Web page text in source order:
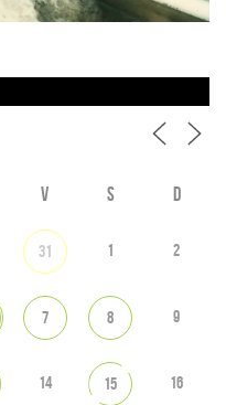
V S D
31 1 2
7 8 9
14 15 16